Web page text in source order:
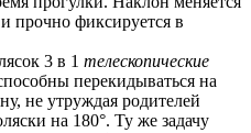
прочно фиксируется в
3 в 1 телескопические
перекидываться на
не утруждая родителей
на 180°. Ту же задачу